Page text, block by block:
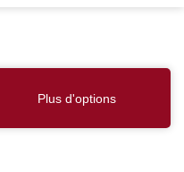
Plus d'options